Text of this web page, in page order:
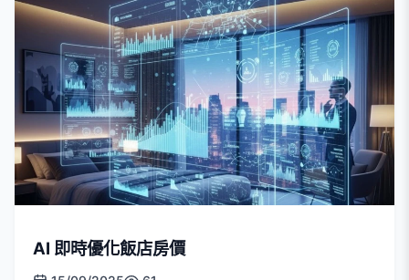
AI 即時優化飯店房價